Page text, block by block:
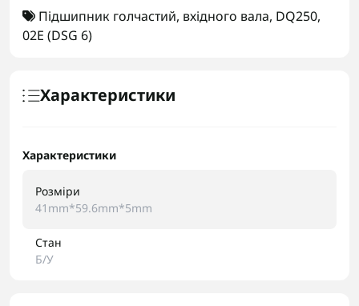
Підшипник голчастий, вхідного вала, DQ250,
02E (DSG 6)
Характеристики
Характеристики
Розміри
41mm*59.6mm*5mm
Стан
Б/У